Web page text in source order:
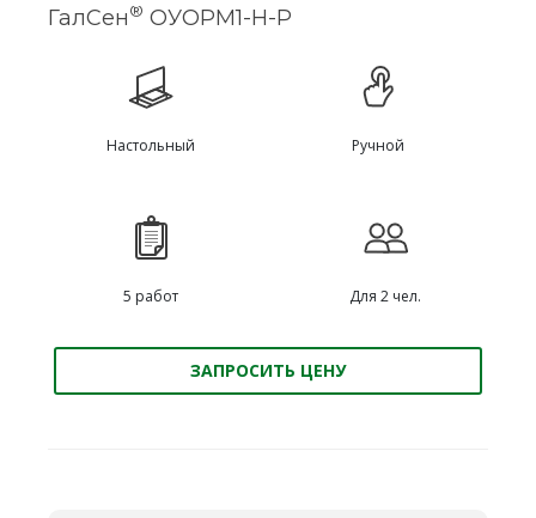
ГалСен® ОУОРМ1-Н-Р
Настольный Ручной
5 работ Для 2 чел.
ЗАПРОСИТЬ ЦЕНУ